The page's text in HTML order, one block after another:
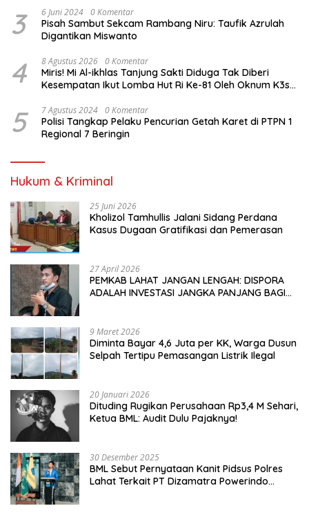
3 6 Juni 2024 0 Komentar
Pisah Sambut Sekcam Rambang Niru: Taufik Azrulah
Digantikan Miswanto
4 8 Agustus 2026 0 Komentar
Miris! Mi Al-ikhlas Tanjung Sakti Diduga Tak Diberi
Kesempatan Ikut Lomba Hut Ri Ke-81 Oleh Oknum K3s
5 7 Agustus 2024 0 Komentar
Polisi Tangkap Pelaku Pencurian Getah Karet di PTPN 1
Regional 7 Beringin
Hukum & Kriminal
25 Juni 2026
Kholizol Tamhullis Jalani Sidang Perdana
Kasus Dugaan Gratifikasi dan Pemerasan
27 April 2026
PEMKAB LAHAT JANGAN LENGAH: DISPORA
ADALAH INVESTASI JANGKA PANJANG BAGI
9 Maret 2026
Diminta Bayar 4,6 Juta per KK, Warga Dusun
Selpah Tertipu Pemasangan Listrik Ilegal
20 Januari 2026
Dituding Rugikan Perusahaan Rp3,4 M Sehari,
Ketua BML: Audit Dulu Pajaknya!
30 Desember 2025
BML Sebut Pernyataan Kanit Pidsus Polres
Lahat Terkait PT Dizamatra Powerindo